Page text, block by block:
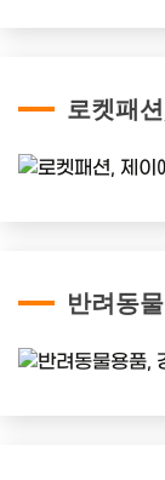
로켓패
반려동